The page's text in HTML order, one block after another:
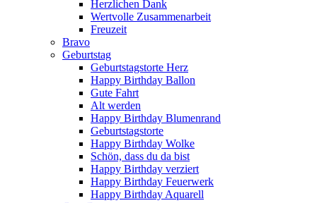
Herzlichen Dank
Wertvolle Zusammenarbeit
Freuzeit
Bravo
Geburtstag
Geburtstagstorte Herz
Happy Birthday Ballon
Gute Fahrt
Alt werden
Happy Birthday Blumenrand
Geburtstagstorte
Happy Birthday Wolke
Schön, dass du da bist
Happy Birthday verziert
Happy Birthday Feuerwerk
Happy Birthday Aquarell